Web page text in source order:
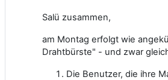
Salü zusammen,
am Montag erfolgt wie
Drahtbürste" - und zwar
Die Benutzer, die ihre